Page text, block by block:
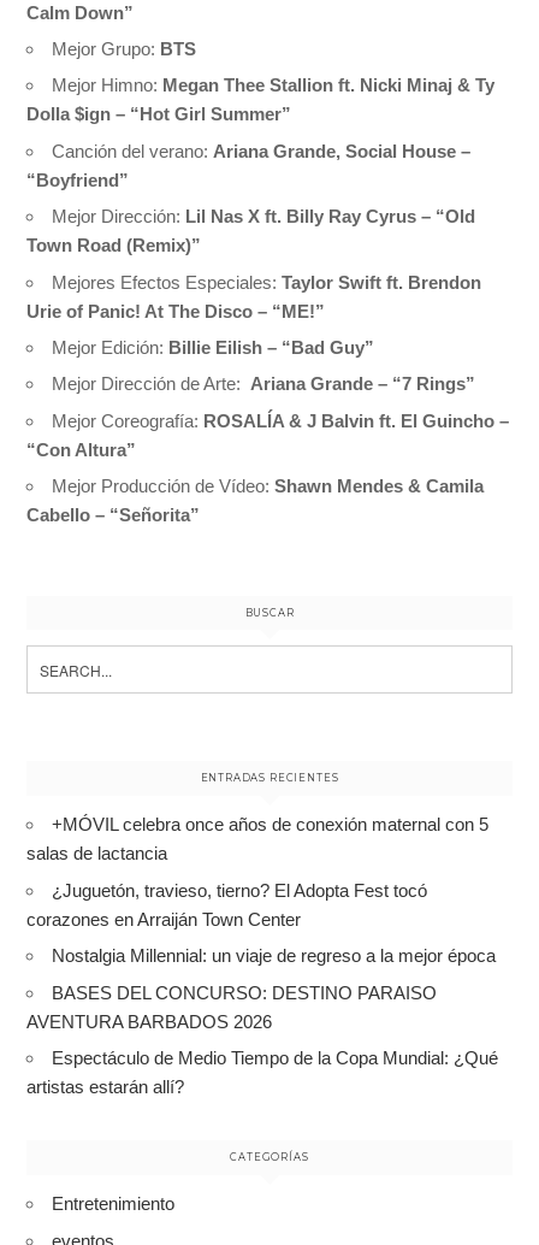
Calm Down”
Mejor Grupo: BTS
Mejor Himno: Megan Thee Stallion ft. Nicki Minaj & Ty
Dolla $ign – “Hot Girl Summer”
Canción del verano: Ariana Grande, Social House –
“Boyfriend”
Mejor Dirección: Lil Nas X ft. Billy Ray Cyrus – “Old
Town Road (Remix)”
Mejores Efectos Especiales:Taylor Swift ft. Brendon
Urie of Panic! At The Disco – “ME!”
Mejor Edición: Billie Eilish – “Bad Guy”
Mejor Dirección de Arte: Ariana Grande – “7 Rings”
Mejor Coreografía: ROSALÍA & J Balvin ft. El Guincho –
“Con Altura”
Mejor Producción de Vídeo:Shawn Mendes & Camila
Cabello – “Señorita”
BUSCAR
ENTRADAS RECIENTES
+MÓVIL celebra once años de conexión maternal con 5
salas de lactancia
¿Juguetón, travieso, tierno? El Adopta Fest tocó
corazones en Arraiján Town Center
Nostalgia Millennial: un viaje de regreso a la mejor época
BASES DEL CONCURSO: DESTINO PARAISO
AVENTURA BARBADOS 2026
Espectáculo de Medio Tiempo de la Copa Mundial: ¿Qué
artistas estarán allí?
CATEGORÍAS
Entretenimiento
eventos